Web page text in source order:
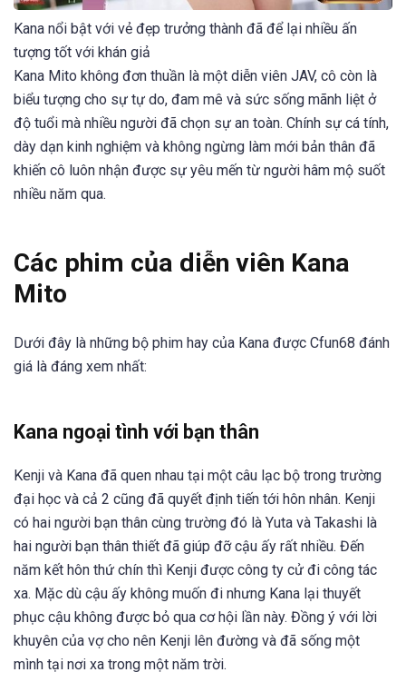
Kana nổi bật với vẻ đẹp trưởng thành đã để lại nhiều ấn
tượng tốt với khán giả
Kana Mito không đơn thuần là một diễn viên JAV, cô còn là
biểu tượng cho sự tự do, đam mê và sức sống mãnh liệt ở
độ tuổi mà nhiều người đã chọn sự an toàn. Chính sự cá tính,
dày dạn kinh nghiệm và không ngừng làm mới bản thân đã
khiến cô luôn nhận được sự yêu mến từ người hâm mộ suốt
nhiều năm qua.
Các phim của diễn viên Kana
Mito
Dưới đây là những bộ phim hay của Kana được Cfun68 đánh
giá là đáng xem nhất:
Kana ngoại tình với bạn thân
Kenji và Kana đã quen nhau tại một câu lạc bộ trong trường
đại học và cả 2 cũng đã quyết định tiến tới hôn nhân. Kenji
có hai người bạn thân cùng trường đó là Yuta và Takashi là
hai người bạn thân thiết đã giúp đỡ cậu ấy rất nhiều. Đến
năm kết hôn thứ chín thì Kenji được công ty cử đi công tác
xa. Mặc dù cậu ấy không muốn đi nhưng Kana lại thuyết
phục cậu không được bỏ qua cơ hội lần này. Đồng ý với lời
khuyên của vợ cho nên Kenji lên đường và đã sống một
mình tại nơi xa trong một năm trời.